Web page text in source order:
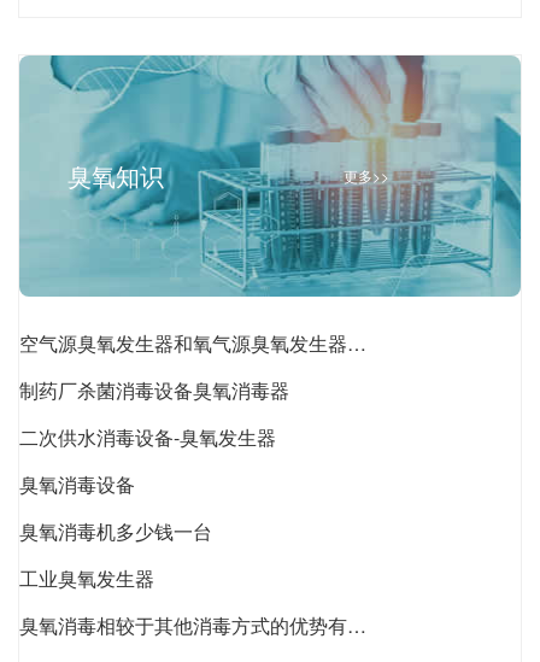
臭氧知识 更多>>
空气源臭氧发生器和氧气源臭氧发生器的优缺点对比
制药厂杀菌消毒设备臭氧消毒器
二次供水消毒设备-臭氧发生器
臭氧消毒设备
臭氧消毒机多少钱一台
工业臭氧发生器
臭氧消毒相较于其他消毒方式的优势有哪些？